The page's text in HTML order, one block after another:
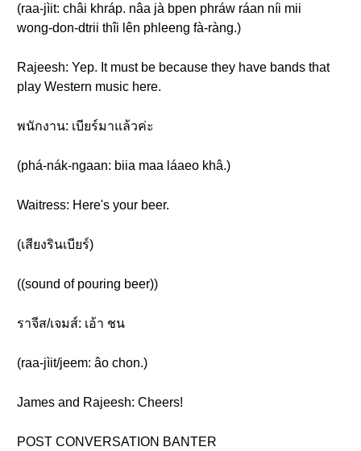
(raa-jìit: châi khráp. nâa jà bpen phráw ráan níi mii
wong-don-dtrii thîi lên phleeng fà-ràng.)
Rajeesh: Yep. It must be because they have bands that
play Western music here.
พนักงาน: เบียร์มาแล้วค่ะ
(phá-nák-ngaan: biia maa láaeo khâ.)
Waitress: Here's your beer.
(เสียงรินเบียร์)
((sound of pouring beer))
ราจีส/เจมส์: เอ้า ชน
(raa-jìit/jeem: âo chon.)
James and Rajeesh: Cheers!
POST CONVERSATION BANTER